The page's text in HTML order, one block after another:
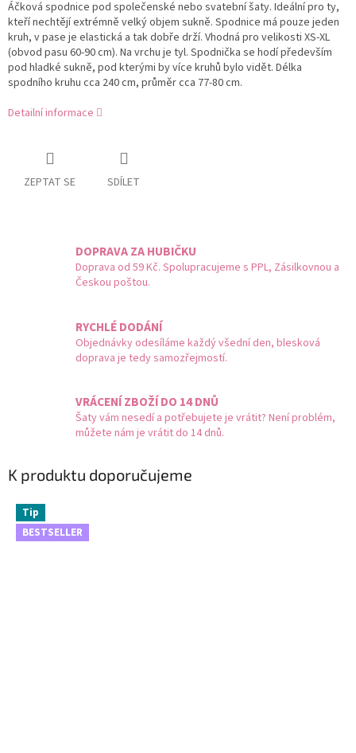
Áčková spodnice pod společenské nebo svatební šaty. Ideální pro ty,
kteří nechtějí extrémně velký objem sukně. Spodnice má pouze jeden
kruh, v pase je elastická a tak dobře drží. Vhodná pro velikosti XS-XL
(obvod pasu 60-90 cm). Na vrchu je tyl. Spodnička se hodí především
pod hladké sukně, pod kterými by více kruhů bylo vidět. Délka
spodního kruhu cca 240 cm, průměr cca 77-80 cm.
Detailní informace
ZEPTAT SE SDÍLET
DOPRAVA ZA HUBIČKU
Doprava od 59 Kč. Spolupracujeme s PPL, Zásilkovnou a
Českou poštou.
RYCHLÉ DODÁNÍ
Objednávky odesíláme každý všední den, blesková
doprava je tedy samozřejmostí.
VRÁCENÍ ZBOŽÍ DO 14 DNŮ
Šaty vám nesedí a potřebujete je vrátit? Není problém,
můžete nám je vrátit do 14 dnů.
K produktu doporučujeme
Tip
BESTSELLER